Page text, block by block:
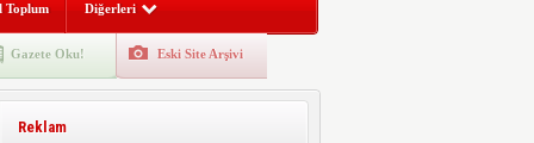
Toplum Diğerleri
Gazete Oku! Eski Site Arşivi
Reklam